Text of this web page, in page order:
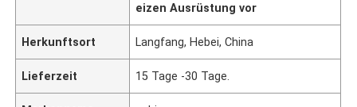
eizen Ausrüstung vor
Herkunftsort Langfang, Hebei, China
Lieferzeit 15 Tage -30 Tage.